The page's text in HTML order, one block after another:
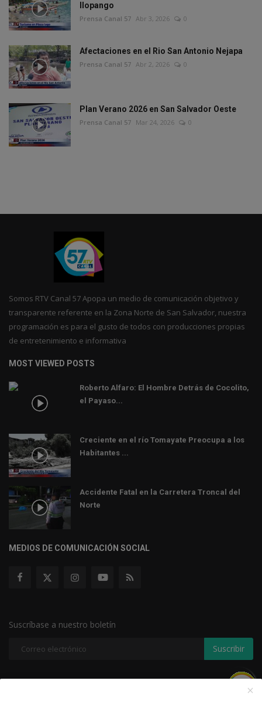
Ilopango
Prensa Canal 57 Abr 3, 2026 0
Afectaciones en el Rio San Antonio Nejapa
Prensa Canal 57 Abr 2, 2026 0
Plan Verano 2026 en San Salvador Oeste
Prensa Canal 57 Mar 24, 2026 0
Somos RTV Canal 57 Apopa un medio de comunicación objetivo y
transparente referente en la Zona Norte de San Salvador, nuestra
programación es para el gusto de todos con producciones propias
de entretenimiento e informativa
MOST VIEWED POSTS
Roberto Alfaro: El Hombre Detrás de Cocolito,
el Payaso...
Creciente en el río Tomayate Preocupa a los
Habitantes ...
Accidente Fatal en la Carretera Troncal del
Norte
MEDIOS DE COMUNICACIÓN SOCIAL
Suscríbase a nuestro boletín
Suscribir